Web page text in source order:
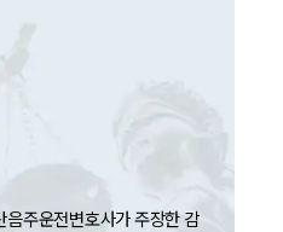
음주운전변호사가 주장한 감